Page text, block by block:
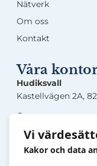
Nätverk
Om oss
Kontakt
Våra
Hudiksvall
Kastellvägen 2A,
Örnsköldsvik
Lasarettsgatan 5,
Sandviken
Vi
Kakor och data